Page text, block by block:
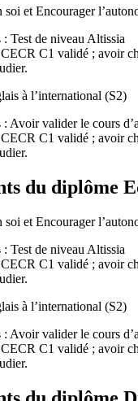
et Encourager
: Test de niveau Altissia
C1 validé ; avoir
à l’international (S2)
: Avoir valider le cours
C1 validé ; avoir
du diplôme
et Encourager
: Test de niveau Altissia
C1 validé ; avoir
à l’international (S2)
: Avoir valider le cours
C1 validé ; avoir